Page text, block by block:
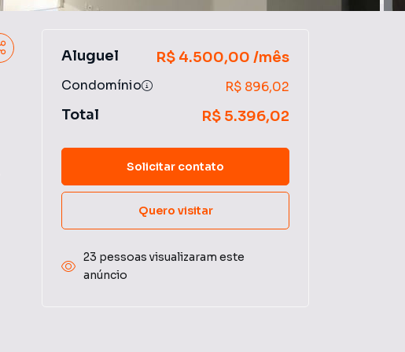
Aluguel R$ 4.500,00 /mês
Condomínio R$ 896,02
Total R$ 5.396,02
Solicitar contato
Quero visitar
23 pessoas visualizaram este
anúncio